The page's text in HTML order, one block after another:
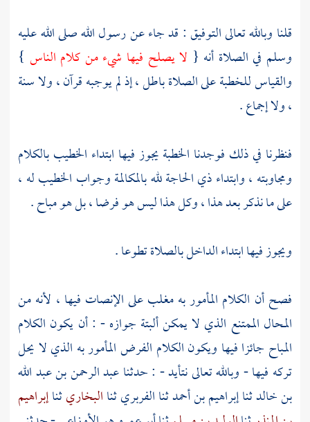
قلنا وبالله تعالى التوفيق : قد جاء عن رسول الله صلى الله عليه
وسلم في الصلاة أنه { لا يصلح فيها شيء من كلام الناس }
والقياس للخطبة على الصلاة باطل ، إذ لم يوجبه قرآن ، ولا سنة
، ولا إجماع .
فنظرنا في ذلك فوجدنا الخطبة يجوز فيها ابتداء الخطيب بالكلام
ومجاوبته ، وابتداء ذي الحاجة لله بالمكالمة وجواب الخطيب له ،
على ما نذكر بعد هذا ، وكل هذا ليس هو فرضا ، بل هو مباح .
ويجوز فيها ابتداء الداخل بالصلاة تطوعا .
فصح أن الكلام المأمور به مغلب على الإنصات فيها ، لأنه من
المحال الممتنع الذي لا يمكن ألبتة جوازه - : أن يكون الكلام
المباح جائزا فيها ويكون الكلام الفرض المأمور به الذي لا يحل
تركه فيها - وبالله تعالى نتأيد - : حدثناعبد الرحمن بن عبد الله
بن خالدثناإبراهيم بن أحمدثناالفربريثناالبخاريثناإبراهيم